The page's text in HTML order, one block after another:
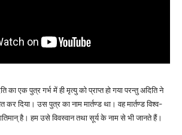
का एक पुत्र गर्भ में ही मृत्यु को प्राप्त हो गया परन्तु अदिति ने
कर दिया। उस पुत्र का नाम मार्तण्ड था। वह मार्तण्ड विश्व-
है। हम उसे विवस्वान तथा सूर्य के नाम से भी जानते हैं।